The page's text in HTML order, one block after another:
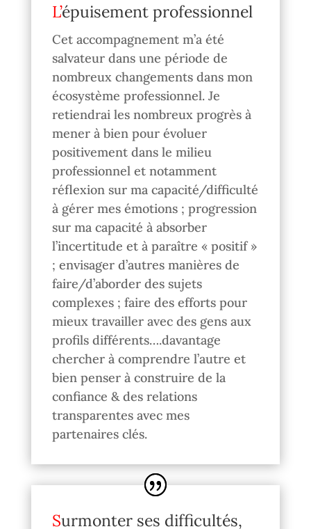
L’épuisement professionnel
Cet accompagnement m’a été
salvateur dans une période de
nombreux changements dans mon
écosystème professionnel. Je
retiendrai les nombreux progrès à
mener à bien pour évoluer
positivement dans le milieu
professionnel et notamment
réflexion sur ma capacité/difficulté
à gérer mes émotions ; progression
sur ma capacité à absorber
l’incertitude et à paraître « positif »
; envisager d’autres manières de
faire/d’aborder des sujets
complexes ; faire des efforts pour
mieux travailler avec des gens aux
profils différents….davantage
chercher à comprendre l’autre et
bien penser à construire de la
confiance & des relations
transparentes avec mes
partenaires clés.
Surmonter ses difficultés,